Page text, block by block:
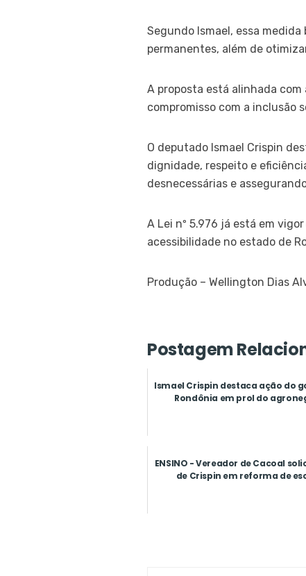
Segundo Ismael, essa
permanentes, além de
A proposta está alinhada com
compromisso com a inclusão
O deputado Ismael Crispin
dignidade, respeito e
desnecessárias e
A Lei nº 5.976 já está em
acessibilidade no estado de
Produção – Wellington Dias
Postagem
Ismael Crispin destaca ação do
Rondônia em prol do
ENSINO - Vereador de Cacoal
de Crispin em reforma de